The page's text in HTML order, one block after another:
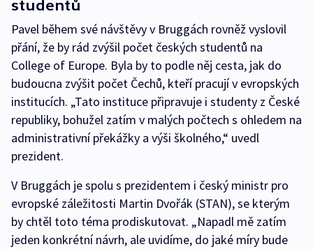
studentů
Pavel během své návštěvy v Bruggách rovněž vyslovil
přání, že by rád zvýšil počet českých studentů na
College of Europe. Byla by to podle něj cesta, jak do
budoucna zvýšit počet Čechů, kteří pracují v evropských
institucích. „Tato instituce připravuje i studenty z České
republiky, bohužel zatím v malých počtech s ohledem na
administrativní překážky a výši školného,“ uvedl
prezident.
V Bruggách je spolu s prezidentem i český ministr pro
evropské záležitosti Martin Dvořák (STAN), se kterým
by chtěl toto téma prodiskutovat. „Napadl mě zatím
jeden konkrétní návrh, ale uvidíme, do jaké míry bude